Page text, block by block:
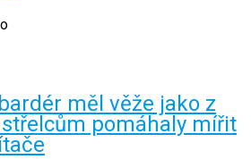
měl věže jako z
pomáhaly mířit